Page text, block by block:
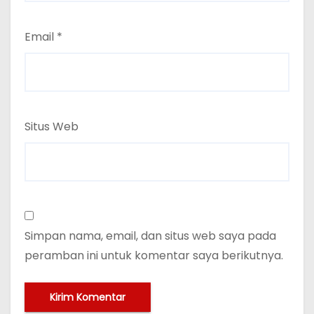
Email *
Situs Web
Simpan nama, email, dan situs web saya pada
peramban ini untuk komentar saya berikutnya.